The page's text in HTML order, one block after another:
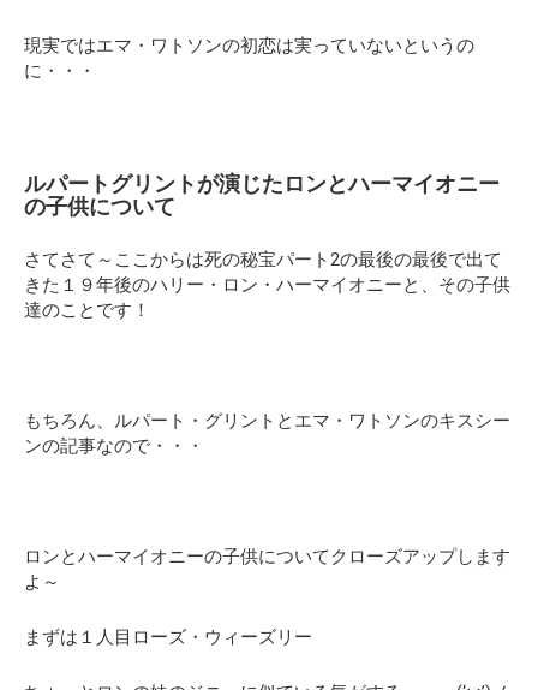
現実ではエマ・ワトソンの初恋は実っていないというの
に・・・
ルパートグリントが演じたロンとハーマイオニー
の子供について
さてさて～ここからは死の秘宝パート2の最後の最後で出て
きた１９年後のハリー・ロン・ハーマイオニーと、その子供
達のことです！
もちろん、ルパート・グリントとエマ・ワトソンのキスシー
ンの記事なので・・・
ロンとハーマイオニーの子供についてクローズアップします
よ～
まずは１人目ローズ・ウィーズリー